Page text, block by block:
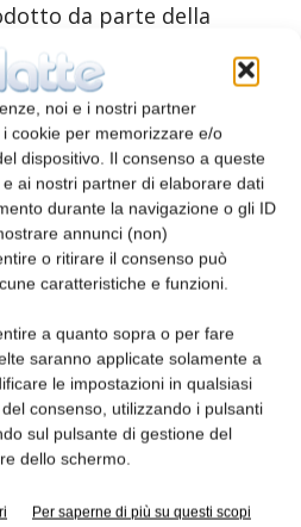
noi e i nostri partner
cookie per memorizzare e/o
dispositivo. Il consenso a queste
ai nostri partner di elaborare dati
durante la navigazione o gli ID
annunci (non)
o ritirare il consenso può
caratteristiche e funzioni.
a quanto sopra o per fare
saranno applicate solamente a
le impostazioni in qualsiasi
consenso, utilizzando i pulsanti
sul pulsante di gestione del
dello schermo.
Per saperne di più su questi scopi
da parte della
estera – ha una durata
portata a sei anni dal
1143.
attivando un
offerta già dal 2014.
del mercato con
tempo e, in media, a
scorso decennio, la
un +2,2% annuo,
milioni di forme prodotte
del 2024, con un
2022 si è mantenuto
in montagna, che